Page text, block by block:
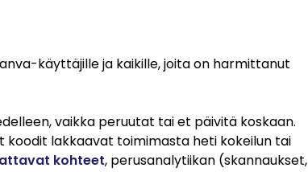
käyttäjille ja kaikille, joita on harmittanut
vaikka peruutat tai et päivitä koskaan.
koodit lakkaavat toimimasta heti kokeilun tai
kohteet, perusanalytiikan (skannaukset,